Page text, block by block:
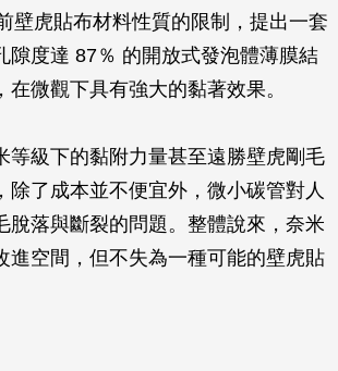
壁虎貼布材料性質的限制，提出一套
隙度達 87％ 的開放式發泡體薄膜結
微觀下具有強大的黏著效果。
級下的黏附力量甚至遠勝壁虎剛毛
了成本並不便宜外，微小碳管對人
落與斷裂的問題。整體說來，奈米
空間，但不失為一種可能的壁虎貼